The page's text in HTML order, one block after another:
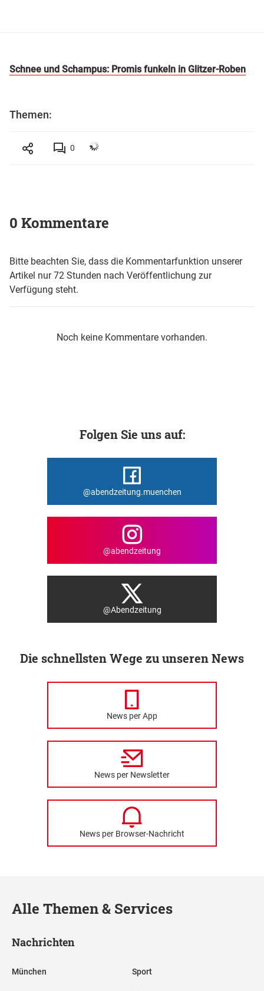
Schnee und Schampus: Promis funkeln in Glitzer-Roben
Themen:
0
0 Kommentare
Bitte beachten Sie, dass die Kommentarfunktion unserer
Artikel nur 72 Stunden nach Veröffentlichung zur
Verfügung steht.
Noch keine Kommentare vorhanden.
Folgen Sie uns auf:
@abendzeitung.muenchen
@abendzeitung
@Abendzeitung
Die schnellsten Wege zu unseren News
News per App
News per Newsletter
News per Browser-Nachricht
Alle Themen & Services
Nachrichten
München Sport